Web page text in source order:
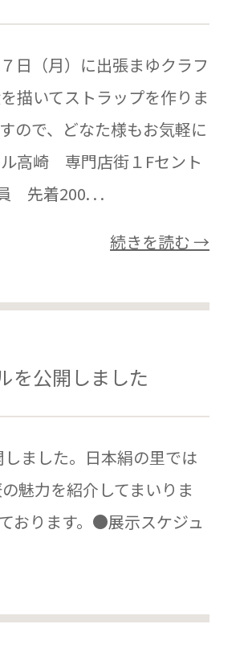
日（月）に出張まゆクラフ
描いてストラップを作りま
ので、どなた様もお気軽に
高崎 専門店街１Fセント
先着200. . .
続きを読む →
を公開しました
ました。日本絹の里では
魅力を紹介してまいりま
おります。●展示スケジュ